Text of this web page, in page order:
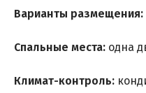
Варианты размещения:
Спальные места: одна
Климат-контроль: